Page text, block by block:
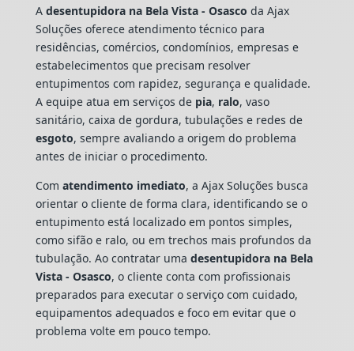
A desentupidora na Bela Vista - Osasco da Ajax
Soluções oferece atendimento técnico para
residências, comércios, condomínios, empresas e
estabelecimentos que precisam resolver
entupimentos com rapidez, segurança e qualidade.
A equipe atua em serviços de pia, ralo, vaso
sanitário, caixa de gordura, tubulações e redes de
esgoto, sempre avaliando a origem do problema
antes de iniciar o procedimento.
Com atendimento imediato, a Ajax Soluções busca
orientar o cliente de forma clara, identificando se o
entupimento está localizado em pontos simples,
como sifão e ralo, ou em trechos mais profundos da
tubulação. Ao contratar uma desentupidora na Bela
Vista - Osasco, o cliente conta com profissionais
preparados para executar o serviço com cuidado,
equipamentos adequados e foco em evitar que o
problema volte em pouco tempo.